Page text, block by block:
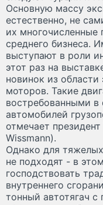
Основную массу
естественно, не
их многочисленные
среднего бизнеса.
выступают в роли
этот раз на
новинок из
моторов. Такие
востребованными в
автомобилей
отмечает
Wissmann).
Однако для
не подходят - в
господствовать
внутреннего
тонный автотягач